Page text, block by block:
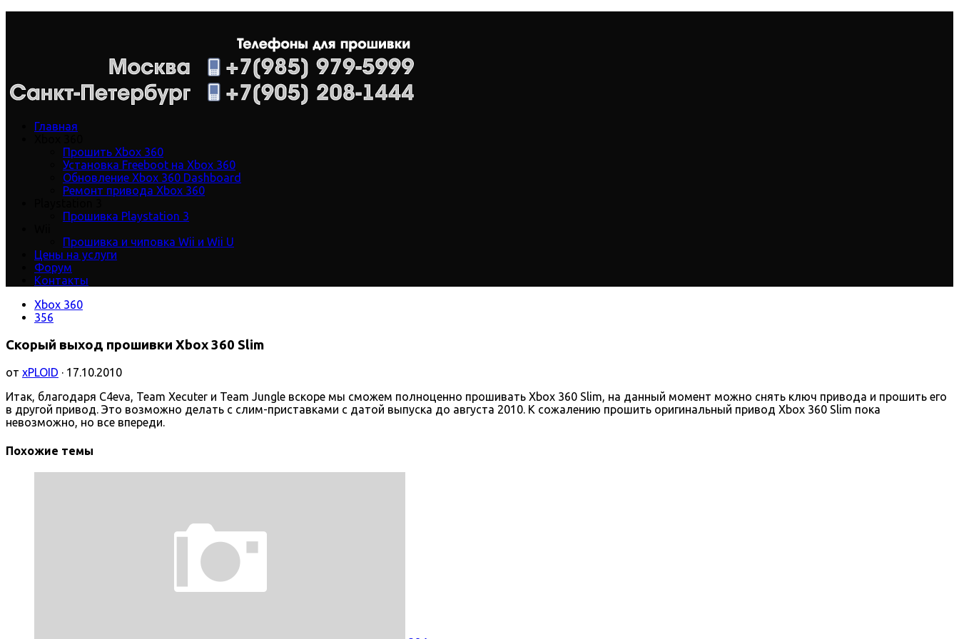
Главная
Прошить Xbox 360
Установка Freeboot на Xbox 360
Обновление Xbox 360 Dashboard
Ремонт привода Xbox 360
Прошивка Playstation 3
Прошивка и чиповка Wii и Wii U
Цены на услуги
Форум
Контакты
Xbox 360
356
Скорый выход прошивки Xbox 360 Slim
от xPLOID · 17.10.2010
Итак, благодаря C4eva, Team Xecuter и Team Jungle вскоре мы сможем полноценно прошивать Xbox 360 Slim, на данный момент можно снять ключ привода и прошить его
в другой привод. Это возможно делать с слим-приставками с датой выпуска до августа 2010. К сожалению прошить оригинальный привод Xbox 360 Slim пока
невозможно, но все впереди.
Похожие темы